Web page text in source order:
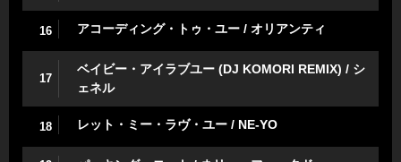
16 アコーディング・トゥ・ユー / オリアンティ
17
ベイビー・アイラブユー (DJ KOMORI REMIX) / シ
ェネル
18 レット・ミー・ラヴ・ユー / NE-YO